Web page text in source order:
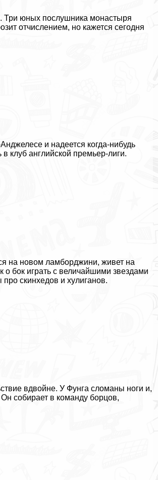
Три юных послушника монастыря
отчислением, но кажется сегодня
и надеется когда-нибудь
клуб английской премьер-лиги.
на новом ламборджини, живет на
бок играть с величайшими звездами
скинхедов и xyлиганов.
вдвойне. У Фунга сломаны ноги и,
собирает в комaнду борцов,